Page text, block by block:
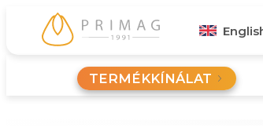
TERMÉKKÍNÁLAT